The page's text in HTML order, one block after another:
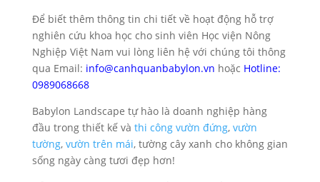
Để biết thêm thông tin chi tiết về hoạt động hỗ trợ
nghiên cứu khoa học cho sinh viên Học viện Nông
Nghiệp Việt Nam vui lòng liên hệ với chúng tôi thông
qua Email: info@canhquanbabylon.vn hoặc Hotline:
0989068668
Babylon Landscape tự hào là doanh nghiệp hàng
đầu trong thiết kế và thi công vườn đứng, vườn
tường, vườn trên mái, tường cây xanh cho không gian
sống ngày càng tươi đẹp hơn!